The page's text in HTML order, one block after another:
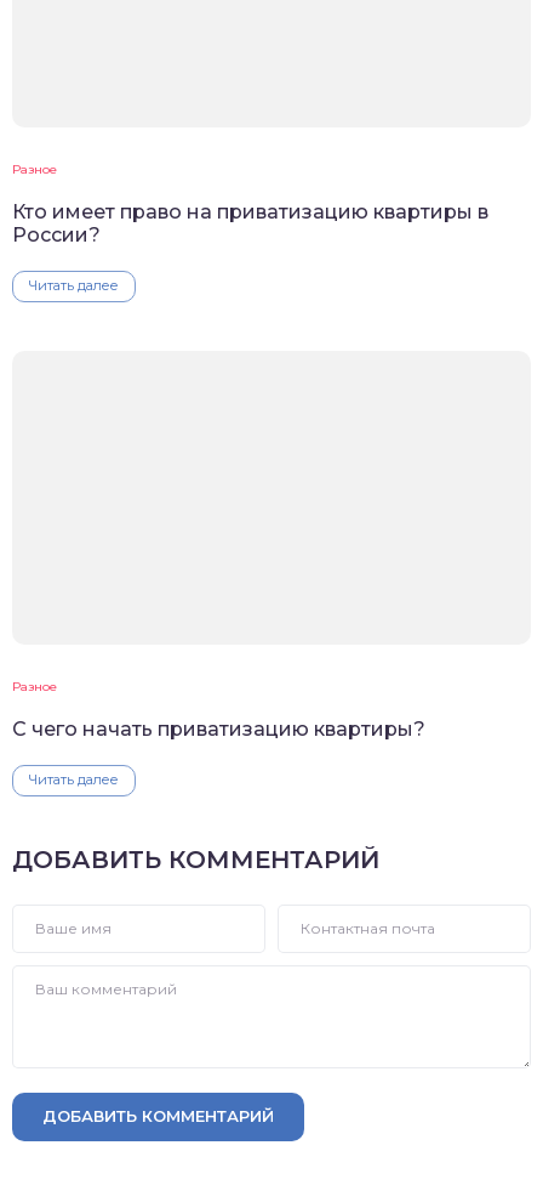
Разное
Кто имеет право на приватизацию квартиры в
России?
Читать далее
Разное
С чего начать приватизацию квартиры?
Читать далее
ДОБАВИТЬ КОММЕНТАРИЙ
ДОБАВИТЬ КОММЕНТАРИЙ